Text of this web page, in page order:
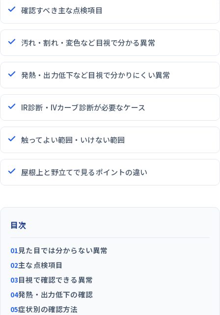
確認すべき主な点検項目
汚れ・割れ・変色など目視で分かる異常
発熱・出力低下など目視で分かりにくい異常
IR診断・IVカーブ診断が必要なケース
触ってよい範囲・いけない範囲
屋根上と野立てで見るポイントの違い
目次
01見た目では分からない異常
02主な点検項目
03目視で確認できる異常
04発熱・出力低下の確認
05症状別の確認方法